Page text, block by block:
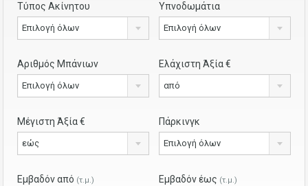
Τύπος Ακίνητου
Επιλογή όλων
Υπνοδωμάτια
Επιλογή όλων
Αριθμός Μπάνιων
Επιλογή όλων
Ελάχιστη Άξία €
από
Μέγιστη Άξία €
εώς
Πάρκινγκ
Επιλογή όλων
Εμβαδόν από (τ.μ.) Εμβαδόν έως (τ.μ.)